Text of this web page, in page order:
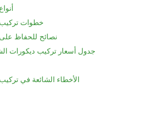
خطوات
نصائح للحفاظ
جدول أسعار تركيب ديكورات
الأخطاء الشائعة في